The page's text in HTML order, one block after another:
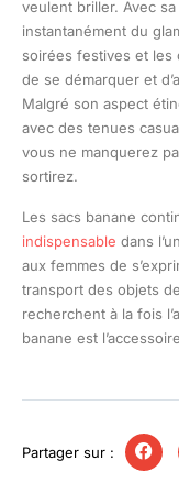
veulent briller. Avec
instantanément du
soirées festives et les
de se démarquer et
Malgré son aspect
avec des tenues
vous ne manquerez
sortirez.
Les sacs banane
indispensable dans
aux femmes de
transport des objets
recherchent à la fois
banane est
Partager sur :